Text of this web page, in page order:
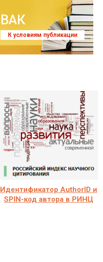
ВАК
К условиям публикации
Идентификатор AuthorID и
SPIN-код автора в РИНЦ